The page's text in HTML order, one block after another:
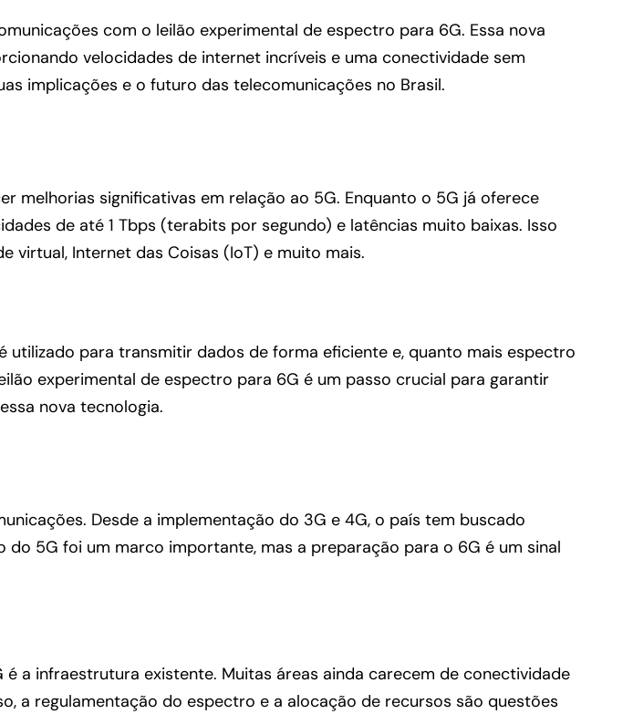
com o leilão experimental de espectro para 6G. Essa nova
velocidades de internet incríveis e uma conectividade sem
implicações e o futuro das telecomunicações no Brasil.
melhorias significativas em relação ao 5G. Enquanto o 5G já oferece
de até 1 Tbps (terabits por segundo) e latências muito baixas. Isso
virtual, Internet das Coisas (IoT) e muito mais.
para transmitir dados de forma eficiente e, quanto mais espectro
experimental de espectro para 6G é um passo crucial para garantir
nova tecnologia.
Desde a implementação do 3G e 4G, o país tem buscado
5G foi um marco importante, mas a preparação para o 6G é um sinal
a infraestrutura existente. Muitas áreas ainda carecem de conectividade
a regulamentação do espectro e a alocação de recursos são questões